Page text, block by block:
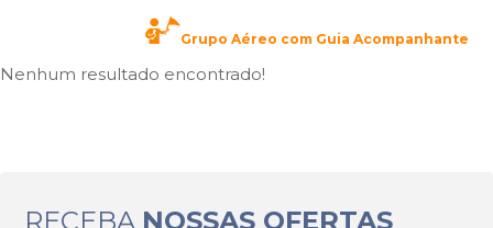
Grupo Aéreo com Guia Acompanhante
Nenhum resultado encontrado!
RECEBA NOSSAS OFERTAS